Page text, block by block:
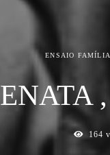
ENSAIO FAMÍLIA
164